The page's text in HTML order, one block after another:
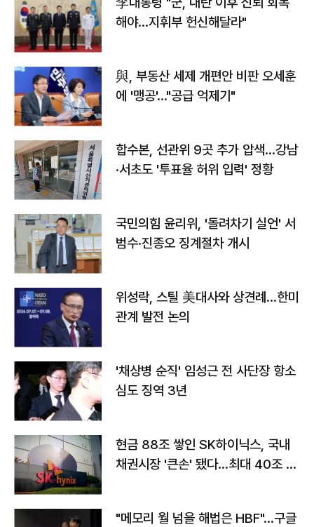
해야…지휘부 헌신해달라"
與, 부동산 세제 개편안 비판 오세훈
에 '맹공'…"공급 억제기"
합수본, 선관위 9곳 추가 압색…강남
·서초도 '투표율 허위 입력' 정황
국민의힘 윤리위, '돌려차기 실언' 서
범수·진종오 징계절차 개시
위성락, 스틸 美대사와 상견례…한미
관계 발전 논의
'채상병 순직' 임성근 전 사단장 항소
심도 징역 3년
현금 88조 쌓인 SK하이닉스, 국내
채권시장 '큰손' 됐다…최대 40조 투
"메모리 월 넘을 해법은 HBF"…구글